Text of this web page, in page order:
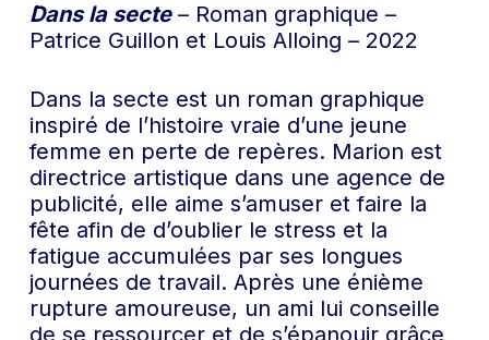
Dans la secte– Roman graphique –
Patrice Guillon et Louis Alloing – 2022
Dans la secte est un roman graphique
inspiré de l’histoire vraie d’une jeune
femme en perte de repères. Marion est
directrice artistique dans une agence de
publicité, elle aime s’amuser et faire la
fête afin de d’oublier le stress et la
fatigue accumulées par ses longues
journées de travail. Après une énième
rupture amoureuse, un ami lui conseille